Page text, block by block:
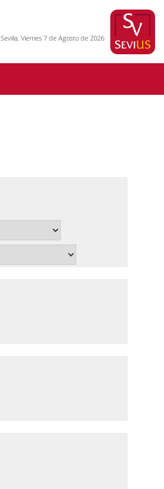
Sevilla, Viernes 7 de Agosto de 2026